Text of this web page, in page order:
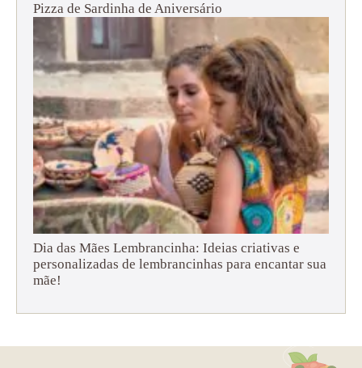
Pizza de Sardinha de Aniversário
Dia das Mães Lembrancinha: Ideias criativas e
personalizadas de lembrancinhas para encantar sua
mãe!